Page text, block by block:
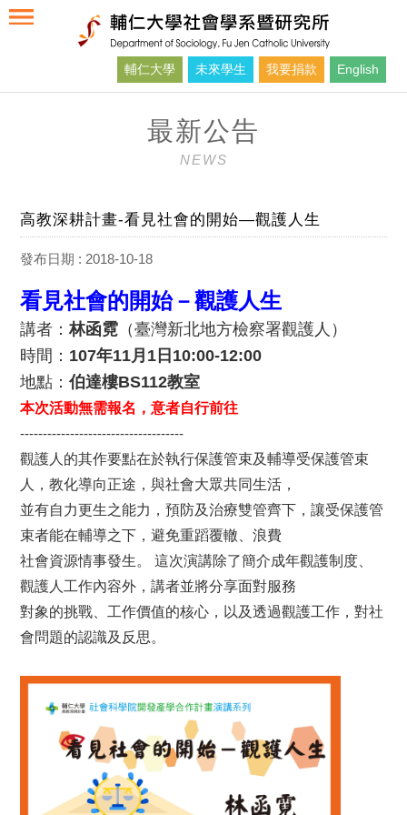
輔仁大學 未來學生 我要捐款 English
最新公告
NEWS
高教深耕計畫-看見社會的開始—觀護人生
發布日期 : 2018-10-18
看見社會的開始－觀護人生
講者：林函霓 （臺灣新北地方檢察署觀護人）
時間： 107年11月1日10:00-12:00
地點：伯達樓BS112教室
本次活動無需報名，意者自行前往
------------------------------------
觀護人的其作要點在於執行保護管束及輔導受保護管束
人，教化導向正途，與社會大眾共同生活，
並有自力更生之能力，預防及治療雙管齊下，讓受保護管
束者能在輔導之下，避免重蹈覆轍、浪費
社會資源情事發生。 這次演講除了簡介成年觀護制度、
觀護人工作內容外，講者並將分享面對服務
對象的挑戰、工作價值的核心，以及透過觀護工作，對社
會問題的認識及反思。